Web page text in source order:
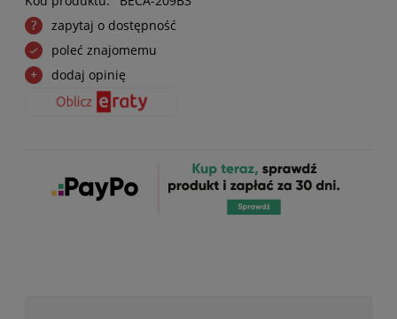
zapytaj o dostępność
poleć znajomemu
dodaj opinię